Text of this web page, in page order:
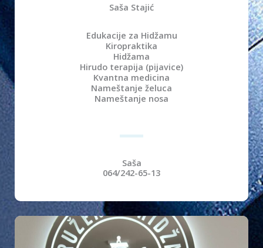
Saša Stajić
Edukacije za Hidžamu
Kiropraktika
Hidžama
Hirudo terapija (pijavice)
Kvantna medicina
Nameštanje želuca
Nameštanje nosa
Saša
064/242-65-13